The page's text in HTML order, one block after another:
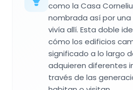
como la Casa
nombrada así por
vivía allí. Esta doble
cómo los edificios
significado a lo largo
adquieren diferentes
través de las